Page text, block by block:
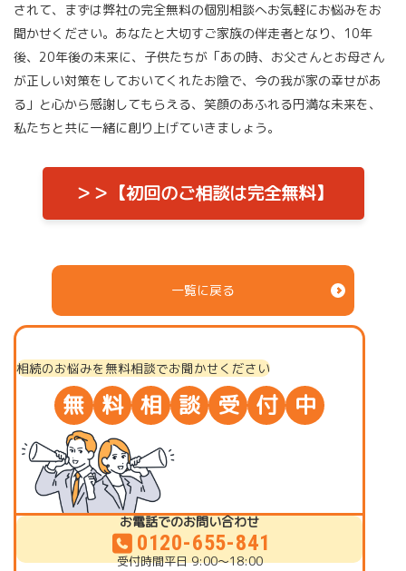
されて、まずは弊社の完全無料の個別相談へお気軽にお悩みをお
聞かせください。あなたと大切すご家族の伴走者となり、10年
後、20年後の未来に、子供たちが「あの時、お父さんとお母さん
が正しい対策をしておいてくれたお陰で、今の我が家の幸せがあ
る」と心から感謝してもらえる、笑顔のあふれる円満な未来を、
私たちと共に一緒に創り上げていきましょう。
＞＞【初回のご相談は完全無料】
一覧に戻る
相続のお悩みを無料相談でお聞かせください
無 料 相 談 受 付 中
お電話でのお問い合わせ
0120-655-841
受付時間平日 9:00～18:00